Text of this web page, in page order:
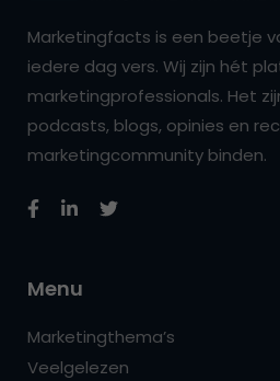
Marketingfacts is een beetje
iedere dag vers. Wij zijn hét
marketingprofessionals. Het
podcasts, blogs, opinies en
marketingcommunity binden.
Menu
Marketingthema’s
Veelgelezen